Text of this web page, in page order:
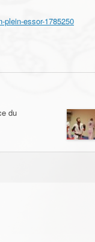
plein-essor-1785250
du